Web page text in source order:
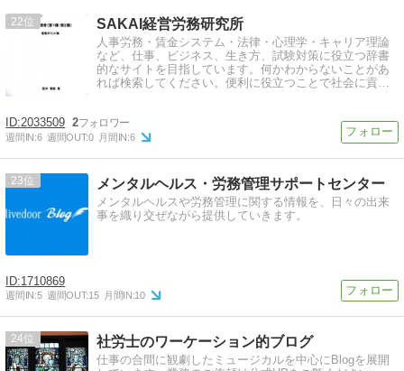
22 SAKAI経営労務研究所
人事労務・賃金システム・法律・心理学・キャリア理論
など、仕事、ビジネス、生き方、試験対策に役立つ辞書
的なサイトを目指しています。何かわからないことがあ
れば検索してください。便利に役立つことで社会に貢献
2033509 2
週間IN:6 週間OUT:0 月間IN:6
23 メンタルヘルス・労務管理サポートセンター
メンタルヘルスや労務管理に関する情報を、日々の出来
事を織り交ぜながら提供していきます。
1710869
週間IN:5 週間OUT:15 月間IN:10
24 社労士のワーケーション的ブログ
仕事の合間に観劇したミュージカルを中心にBlogを展開